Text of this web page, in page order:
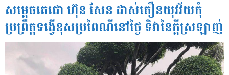
សម្តេចតេជោ ហ៊ុន សែន ដាស់តឿនយុវវ័យកុំ
ប្រព្រឹត្តទង្វើខុសប្រពៃណីនៅថ្ងៃ ទិវានៃក្តីស្រឡាញ់